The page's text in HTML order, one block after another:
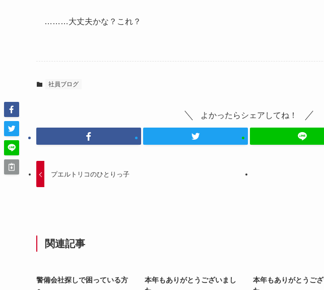
………大丈夫かな？これ？
社員ブログ
よかったらシェアしてね！
プエルトリコのひとりっ子
関連記事
警備会社探しで困っている方
本年もありがとうございまし
本年もありがとうご